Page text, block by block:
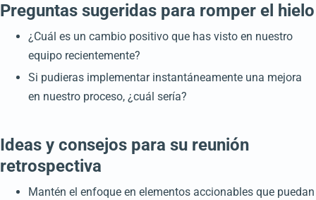
Preguntas sugeridas para romper el hielo
¿Cuál es un cambio positivo que has visto en nuestro
equipo recientemente?
Si pudieras implementar instantáneamente una mejora
en nuestro proceso, ¿cuál sería?
Ideas y consejos para su reunión
retrospectiva
Mantén el enfoque en elementos accionables que puedan